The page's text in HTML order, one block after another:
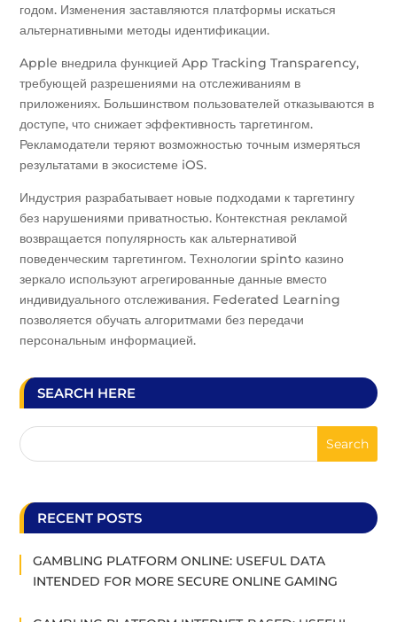
годом. Изменения заставляются платформы искаться
альтернативными методы идентификации.
Apple внедрила функцией App Tracking Transparency,
требующей разрешениями на отслеживаниям в
приложениях. Большинством пользователей отказываются в
доступе, что снижает эффективность таргетингом.
Рекламодатели теряют возможностью точным измеряться
результатами в экосистеме iOS.
Индустрия разрабатывает новые подходами к таргетингу
без нарушениями приватностью. Контекстная рекламой
возвращается популярность как альтернативой
поведенческим таргетингом. Технологии spinto казино
зеркало используют агрегированные данные вместо
индивидуального отслеживания. Federated Learning
позволяется обучать алгоритмами без передачи
персональным информацией.
SEARCH HERE
RECENT POSTS
GAMBLING PLATFORM ONLINE: USEFUL DATA
INTENDED FOR MORE SECURE ONLINE GAMING